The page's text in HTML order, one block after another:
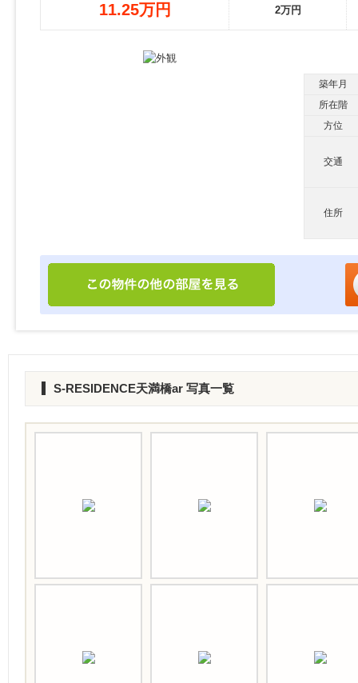
11.25万円 2万円
築年月
所在階
方位
交通
住所
S-RESIDENCE天満橋ar 写真一覧